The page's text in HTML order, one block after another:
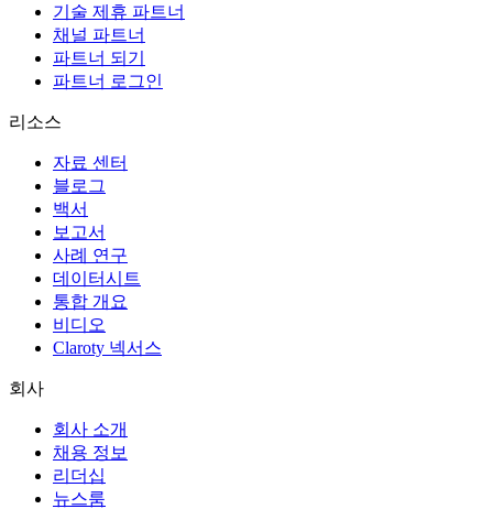
기술 제휴 파트너
채널 파트너
파트너 되기
파트너 로그인
리소스
자료 센터
블로그
백서
보고서
사례 연구
데이터시트
통합 개요
비디오
Claroty 넥서스
회사
회사 소개
채용 정보
리더십
뉴스룸